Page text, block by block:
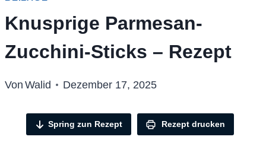
Knusprige Parmesan-
Zucchini-Sticks – Rezept
Von Walid Dezember 17, 2025
Spring zun Rezept Rezept drucken